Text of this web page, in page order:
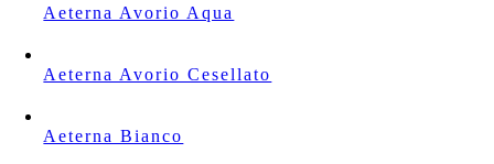
Aeterna Avorio Aqua
Aeterna Avorio Cesellato
Aeterna Bianco